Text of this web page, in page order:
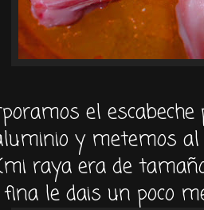
el
y metemos
raya era de
le dais un poco